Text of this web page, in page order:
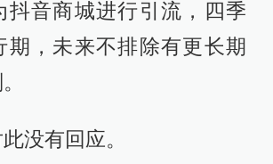
抖音商城进行引流，四季
期，未来不排除有更长期
没有回应。